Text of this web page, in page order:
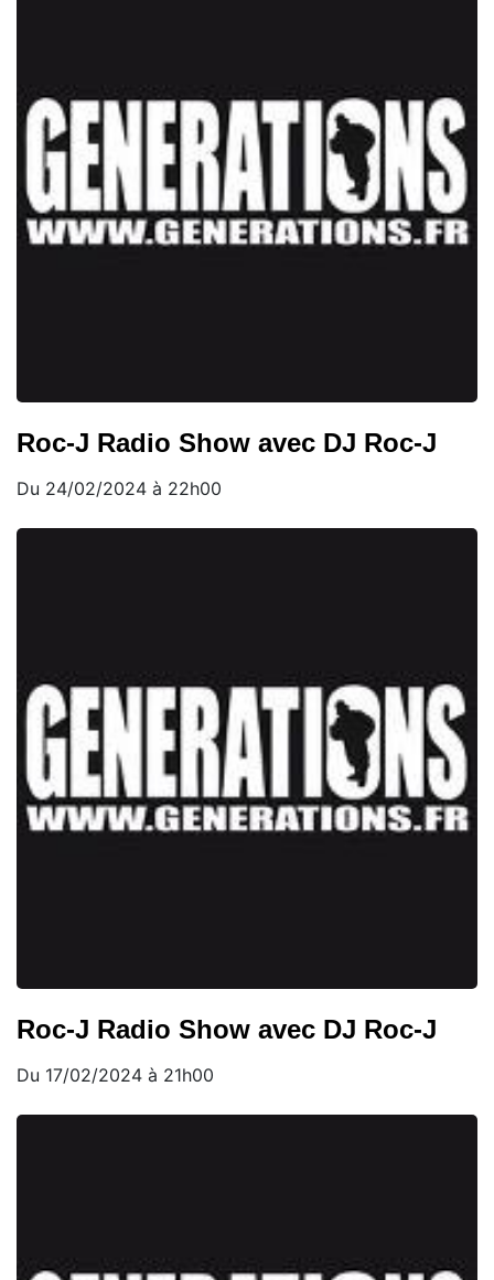
Roc-J Radio Show avec DJ Roc-J
Du 24/02/2024 à 22h00
Roc-J Radio Show avec DJ Roc-J
Du 17/02/2024 à 21h00